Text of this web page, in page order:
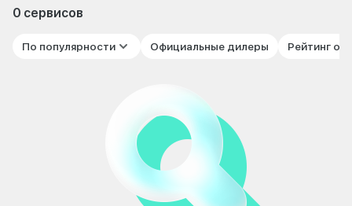
0 сервисов
По популярности Официальные дилеры Рейтинг